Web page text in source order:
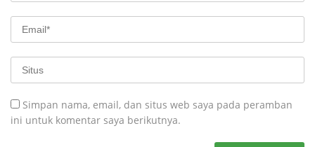
Simpan nama, email, dan situs web saya pada peramban
ini untuk komentar saya berikutnya.